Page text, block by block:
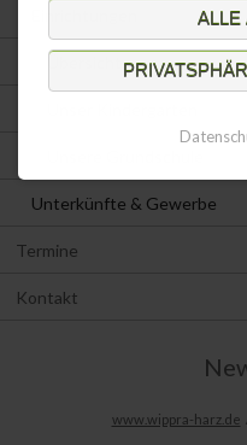
ALLE
Unterkünfte & Gewerbe
Termine
Kontakt
www.wippra-harz.de